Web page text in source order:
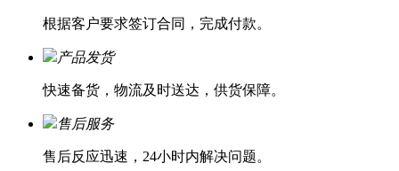
根据客户要求签订合同，完成付款。
产品发货
快速备货，物流及时送达，供货保障。
售后服务
售后反应迅速，24小时内解决问题。